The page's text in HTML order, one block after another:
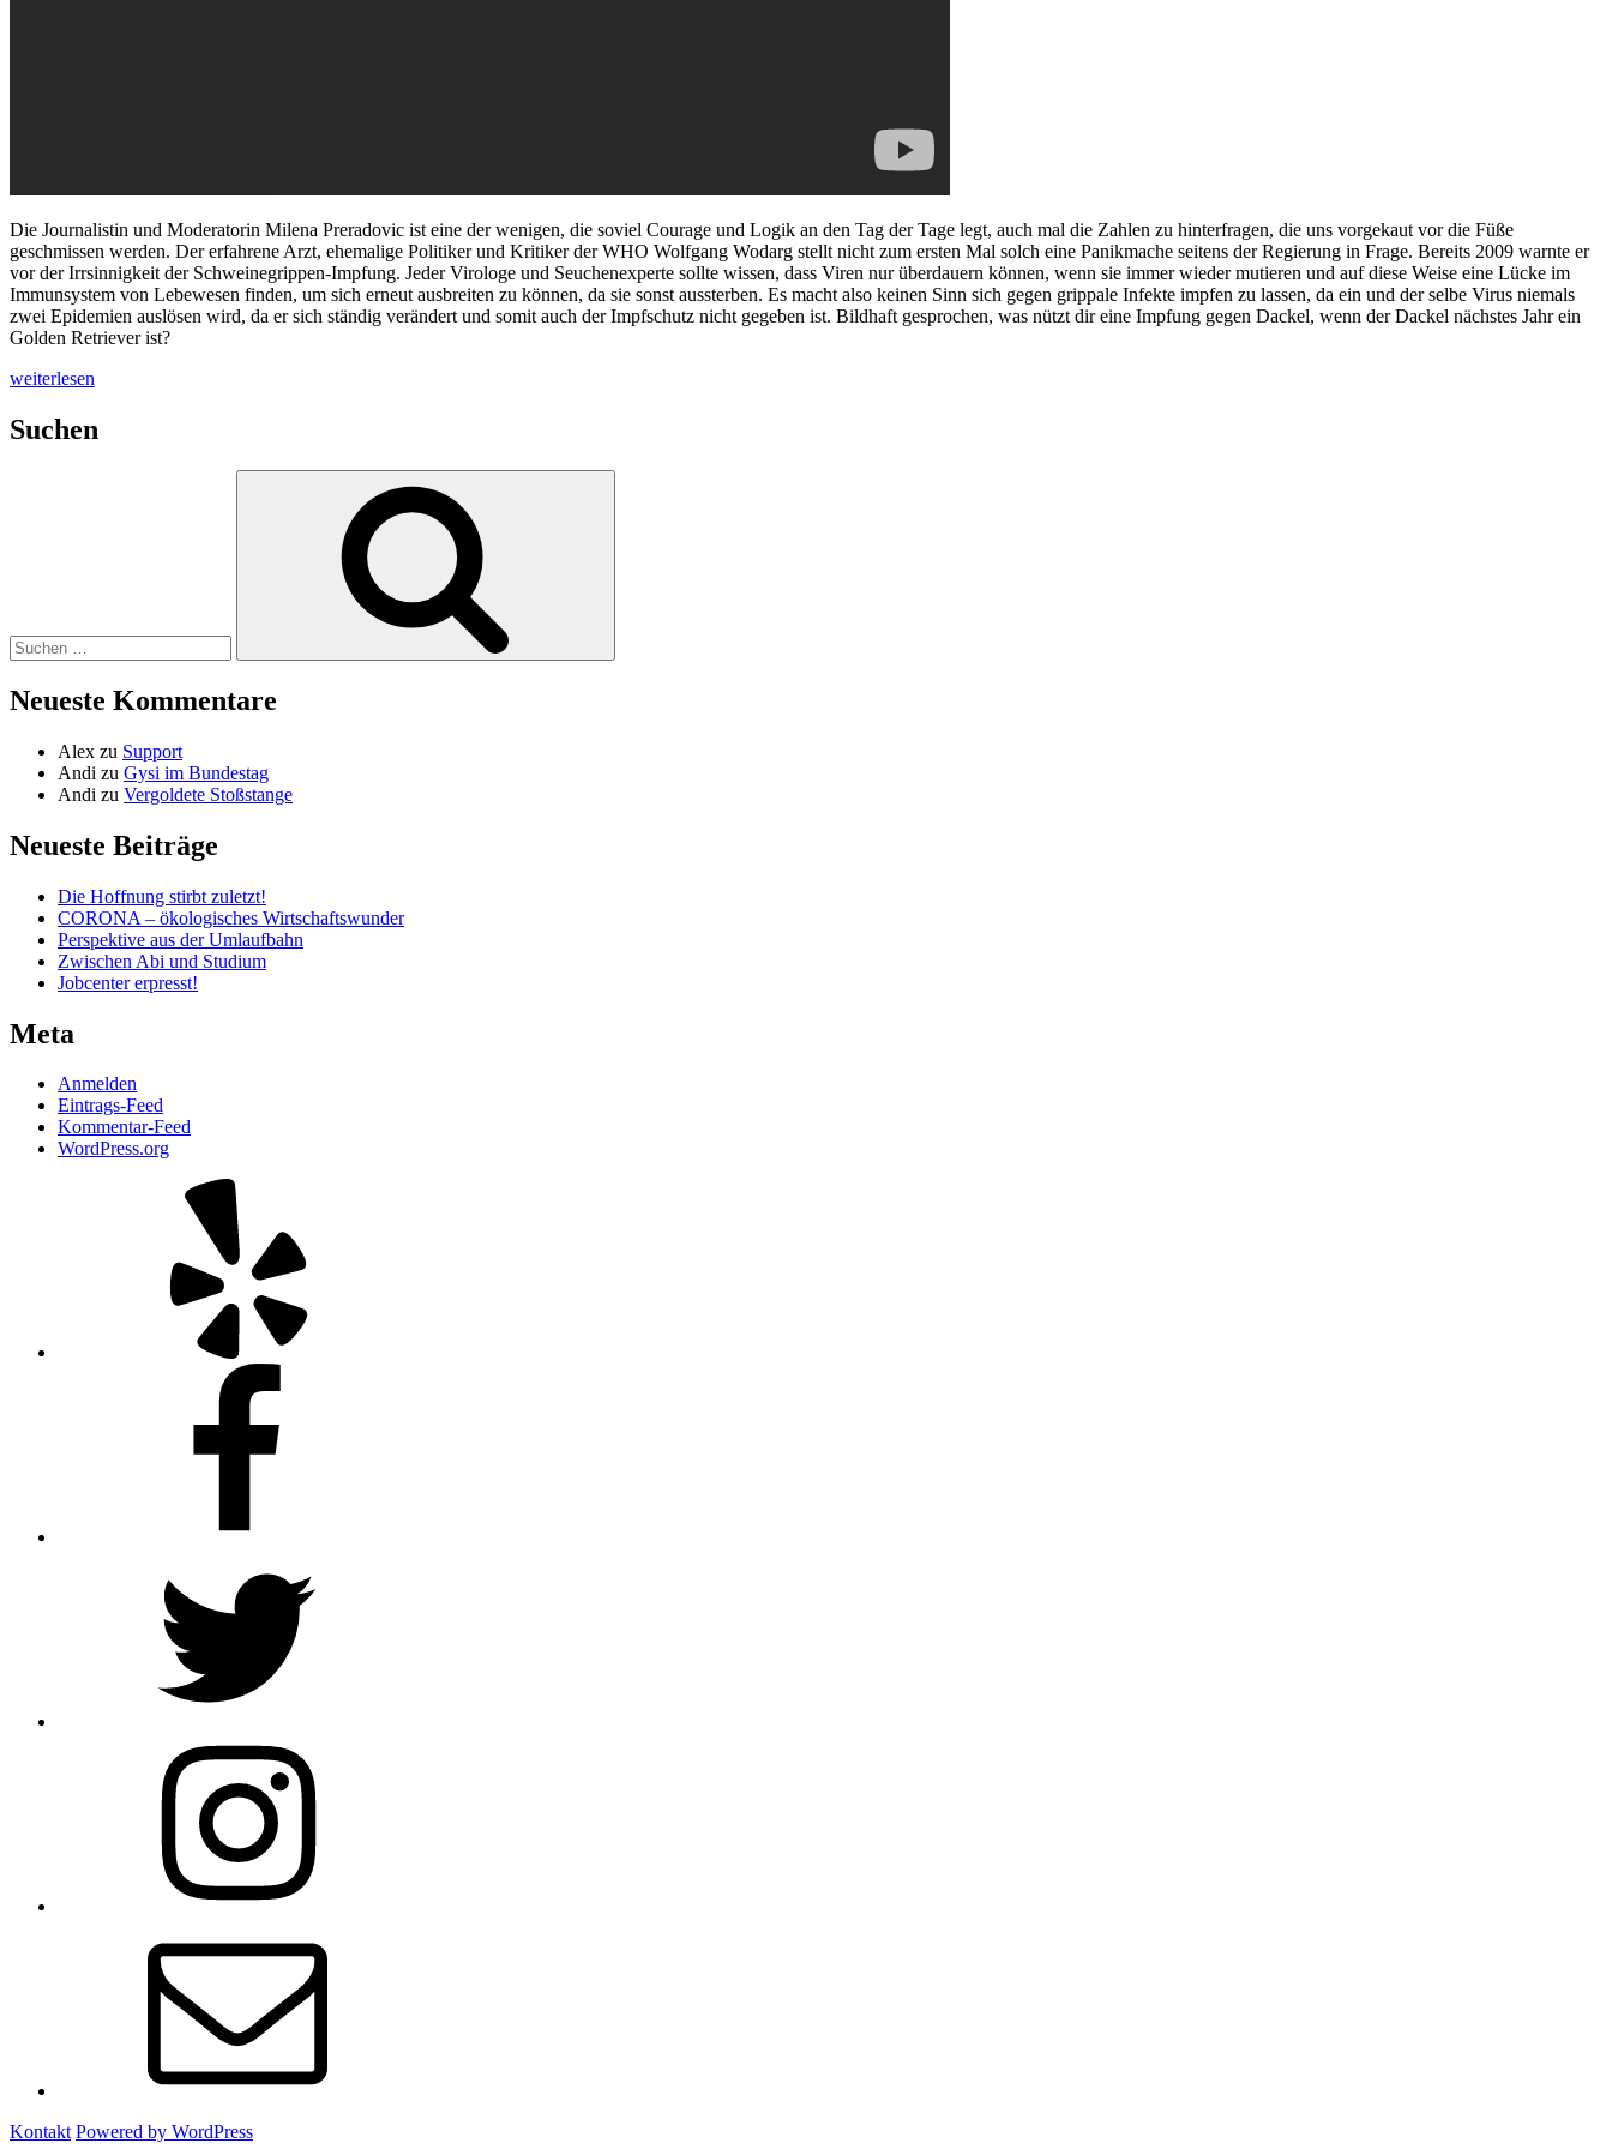
Die Journalistin und Moderatorin Milena Preradovic ist eine der wenigen, die soviel Courage und Logik an den Tag der Tage legt, auch mal die Zahlen zu hinterfragen, die uns vorgekaut vor die Füße
geschmissen werden. Der erfahrene Arzt, ehemalige Politiker und Kritiker der WHO Wolfgang Wodarg stellt nicht zum ersten Mal solch eine Panikmache seitens der Regierung in Frage. Bereits 2009 warnte er
vor der Irrsinnigkeit der Schweinegrippen-Impfung. Jeder Virologe und Seuchenexperte sollte wissen, dass Viren nur überdauern können, wenn sie immer wieder mutieren und auf diese Weise eine Lücke im
Immunsystem von Lebewesen finden, um sich erneut ausbreiten zu können, da sie sonst aussterben. Es macht also keinen Sinn sich gegen grippale Infekte impfen zu lassen, da ein und der selbe Virus niemals
zwei Epidemien auslösen wird, da er sich ständig verändert und somit auch der Impfschutz nicht gegeben ist. Bildhaft gesprochen, was nützt dir eine Impfung gegen Dackel, wenn der Dackel nächstes Jahr ein
Golden Retriever ist?
„CORONA
ökologisches
Wirtschaftswunder“
weiterlesen
Suchen
Neueste Kommentare
Alex zu Support
Andi zu Gysi im Bundestag
Andi zu Vergoldete Stoßstange
Neueste Beiträge
Die Hoffnung stirbt zuletzt!
CORONA – ökologisches Wirtschaftswunder
Perspektive aus der Umlaufbahn
Zwischen Abi und Studium
Jobcenter erpresst!
Meta
Anmelden
Eintrags-Feed
Kommentar-Feed
WordPress.org
Kontakt Powered by WordPress